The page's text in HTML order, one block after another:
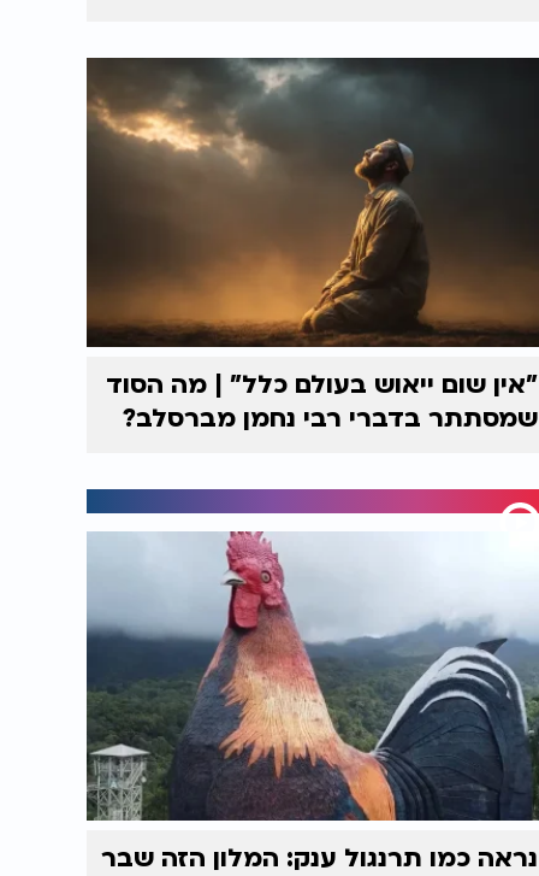
"אין שום ייאוש בעולם כלל" | מה הסוד
שמסתתר בדברי רבי נחמן מברסלב?
נראה כמו תרנגול ענק: המלון הזה שבר